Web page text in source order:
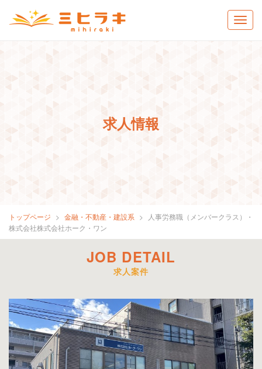
求人情報
トップページ 金融・不動産・建設系
人事労務職（メンバークラス）・
株式会社株式会社ホーク・ワン
JOB DETAIL
求人案件